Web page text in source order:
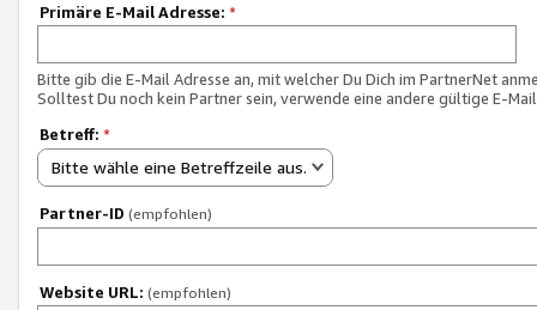
Primäre E-Mail Adresse: *
Bitte gib die E-Mail Adresse an, mit welcher Du Dich im PartnerNet
Solltest Du noch kein Partner sein, verwende eine andere gültige E-
Betreff: *
Bitte wähle eine Betreffzeile aus.
Partner-ID (empfohlen)
Website URL: (empfohlen)